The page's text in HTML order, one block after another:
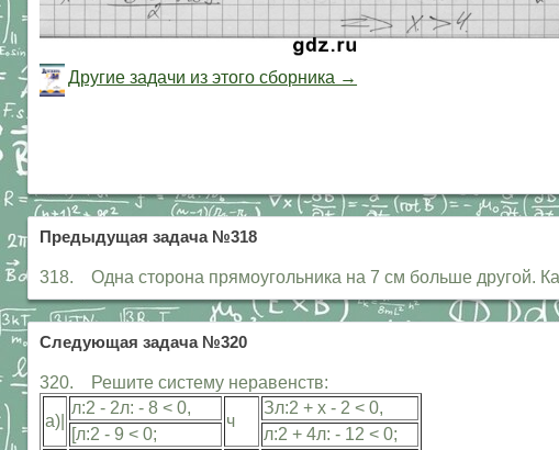
Другие задачи из этого сборника →
Предыдущая задача №318
318. Одна сторона прямоугольника на 7 см больше другой.
Следующая задача №320
320. Решите систему неравенств:
а)|
л:2 - 2л: - 8 < 0,
ч
Зл:2 + х - 2 < 0,
[л:2 - 9 < 0;
л:2 + 4л: - 12 < 0;